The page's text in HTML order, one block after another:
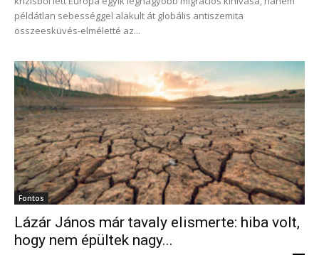
példátlan sebességgel alakult át globális antiszemita
összeesküvés-elméletté az...
Fontos
Lázár János már tavaly elismerte: hiba volt,
hogy nem épültek nagy...